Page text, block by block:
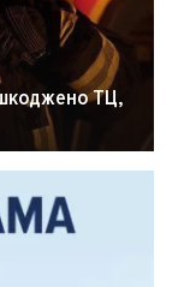
ТЦ,